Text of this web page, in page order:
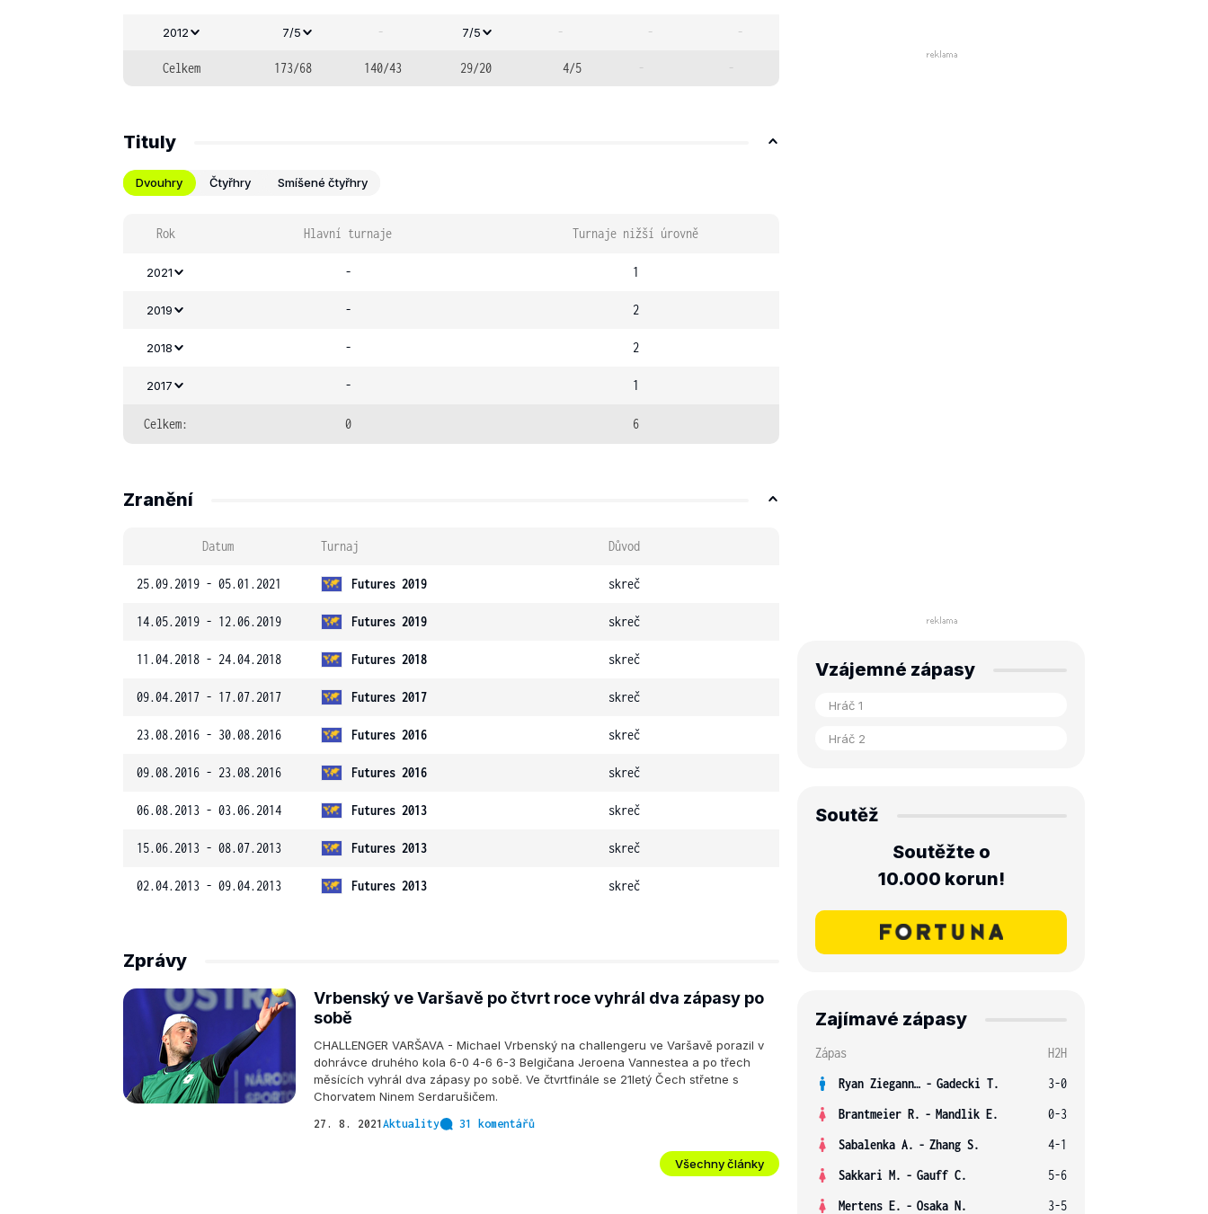
2012 7/5 - 7/5 - - -
Celkem 173/68 140/43 29/20 4/5 - -
Tituly
Dvouhry Čtyřhry Smíšené čtyřhry
Rok Hlavní turnaje Turnaje nižší úrovně
2021 - 1
2019 - 2
2018 - 2
2017 - 1
Celkem: 0 6
Zranění
Datum Turnaj Důvod
25.09.2019 - 05.01.2021 Futures 2019 skreč
14.05.2019 - 12.06.2019 Futures 2019 skreč
11.04.2018 - 24.04.2018 Futures 2018 skreč
09.04.2017 - 17.07.2017 Futures 2017 skreč
23.08.2016 - 30.08.2016 Futures 2016 skreč
09.08.2016 - 23.08.2016 Futures 2016 skreč
06.08.2013 - 03.06.2014 Futures 2013 skreč
15.06.2013 - 08.07.2013 Futures 2013 skreč
02.04.2013 - 09.04.2013 Futures 2013 skreč
Zprávy
Vrbenský ve Varšavě po čtvrt roce vyhrál dva zápasy po
sobě
CHALLENGER VARŠAVA - Michael Vrbenský na challengeru ve Varšavě porazil v
dohrávce druhého kola 6-0 4-6 6-3 Belgičana Jeroena Vannestea a po třech
měsících vyhrál dva zápasy po sobě. Ve čtvrtfinále se 21letý Čech střetne s
Chorvatem Ninem Serdarušičem.
27. 8. 2021Aktuality 31 komentářů
Všechny články
Vzájemné zápasy
Soutěž
Soutěžte o
10.000 korun!
Zajímavé zápasy
Zápas
H2H
Ryan Ziegann S. - Gadecki T.
3-0
Brantmeier R. - Mandlik E.
0-3
Sabalenka A. - Zhang S.
4-1
Sakkari M. - Gauff C.
5-6
Mertens E. - Osaka N.
3-5